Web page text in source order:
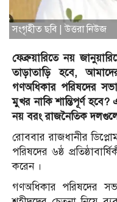
সংগৃহীত ছবি | উত্তরা নিউজ
ফেব্রুয়ারিতে নয়
তাড়াতাড়ি হবে,
গণঅধিকার পরিষদের
মুখর নাকি শান্তিপূর্ণ
নয় বরং রাজনৈতিক
রোববার রাজধানীর
পরিষদের ৬ষ্ঠ
করেন ।
গণঅধিকার পরিষদের